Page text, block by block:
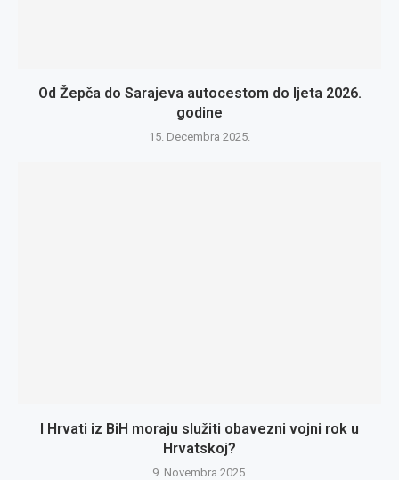
Od Žepča do Sarajeva autocestom do ljeta 2026.
godine
15. Decembra 2025.
I Hrvati iz BiH moraju služiti obavezni vojni rok u
Hrvatskoj?
9. Novembra 2025.